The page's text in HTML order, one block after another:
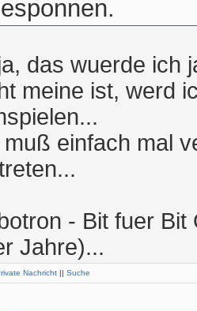
das wuerde ich
meine ist, werd
muß einfach mal
- Bit fuer
Jahre)...
Nachricht || Suche